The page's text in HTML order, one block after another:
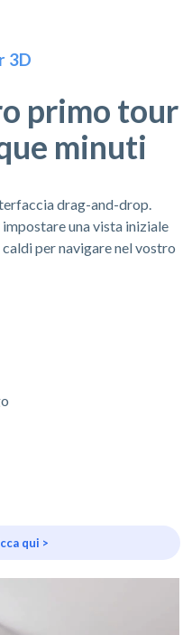
3D
primo tour
minuti
drag-and-drop.
una vista iniziale
per navigare nel vostro
qui >